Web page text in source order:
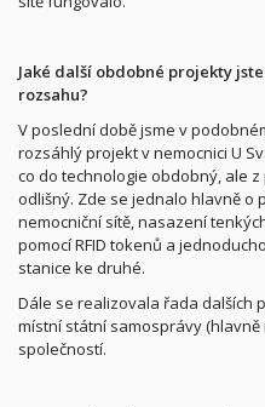
Jaké další obdobné projekty
rozsahu?
V poslední době jsme v
rozsáhlý projekt v nemocnici U
co do technologie obdobný, ale
odlišný. Zde se jednalo hlavně o
nemocniční sítě, nasazení
pomocí RFID tokenů a
stanice ke druhé.
Dále se realizovala řada dalších
místní státní samosprávy
společností.